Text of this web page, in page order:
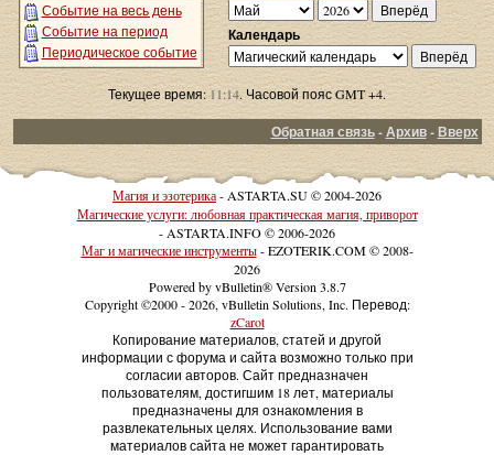
Событие на весь день
Событие на период
Периодическое событие
Календарь
Текущее время:11:14. Часовой пояс GMT +4.
Обратная связь-Архив-Вверх
Магия и эзотерика- ASTARTA.SU © 2004-2026
Магические услуги: любовная практическая магия, приворот
- ASTARTA.INFO © 2006-2026
Маг и магические инструменты- EZOTERIK.COM © 2008-
2026
Powered by vBulletin® Version 3.8.7
Copyright ©2000 - 2026, vBulletin Solutions, Inc. Перевод:
zCarot
Копирование материалов, статей и другой
информации с форума и сайта возможно только при
согласии авторов. Сайт предназначен
пользователям, достигшим 18 лет, материалы
предназначены для ознакомления в
развлекательных целях. Использование вами
материалов сайта не может гарантировать